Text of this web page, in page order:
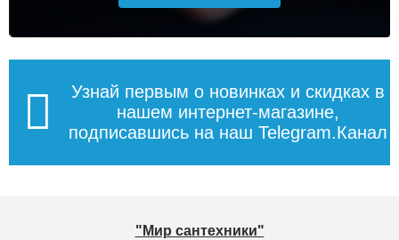
Узнай первым о новинках и скидках в
нашем интернет-магазине,
подписавшись на наш Telegram.Канал
"Мир сантехники"